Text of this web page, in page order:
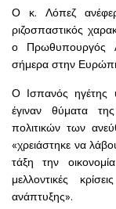
Ο κ. Λόπεζ
ριζοσπαστικός
ο Πρωθυπουργός
σήμερα στην
Ο Ισπανός ηγέτης
έγιναν θύματα
πολιτικών των
«χρειάστηκε να
τάξη την
μελλοντικές
ανάπτυξης».